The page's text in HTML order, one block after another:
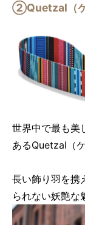
②Quetzal（ケ
世界中で最も美
あるQuetzal（
長い飾り羽を携
られない妖艶な